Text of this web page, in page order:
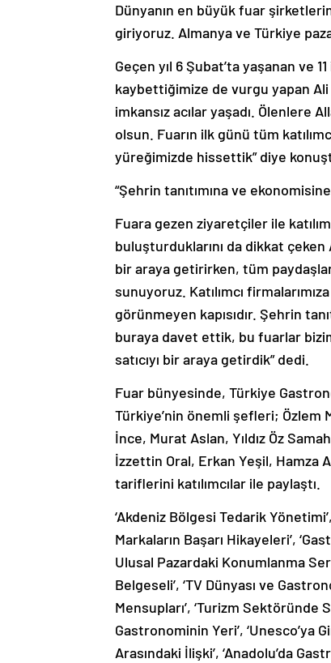
Dünyanın en büyük fuar
giriyoruz. Almanya ve Türkiye
Geçen yıl 6 Şubat’ta yaşanan ve
kaybettiğimize de vurgu yapan Ali
imkansız acılar yaşadı. Ölenlere
olsun. Fuarın ilk günü tüm
yüreğimizde hissettik” diye
“Şehrin tanıtımına ve
Fuara gezen ziyaretçiler ile
buluşturduklarını da dikkat çeken
bir araya getirirken, tüm
sunuyoruz. Katılımcı
görünmeyen kapısıdır. Şehrin
buraya davet ettik, bu fuarlar bizim
satıcıyı bir araya getirdik” dedi.
Fuar bünyesinde, Türkiye
Türkiye’nin önemli şefleri; Özlem
İnce, Murat Aslan, Yıldız Öz
İzzettin Oral, Erkan Yeşil, Hamza
tariflerini katılımcılar ile paylaştı.
‘Akdeniz Bölgesi Tedarik
Markaların Başarı Hikayeleri’,
Ulusal Pazardaki Konumlanma
Belgeseli’, ‘TV Dünyası ve
Mensupları’, ‘Turizm Sektöründe
Gastronominin Yeri’, ‘Unesco’ya
Arasındaki İlişki’, ‘Anadolu’da